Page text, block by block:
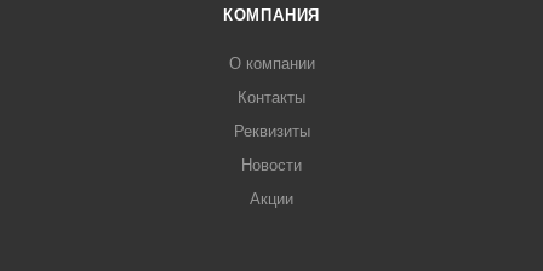
КОМПАНИЯ
О компании
Контакты
Реквизиты
Новости
Акции